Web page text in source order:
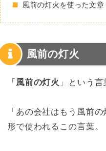
風前の灯火を使った文章
風前の灯火
「 風前の灯火 」という
「あの会社はもう風前
形で使われるこの言葉。